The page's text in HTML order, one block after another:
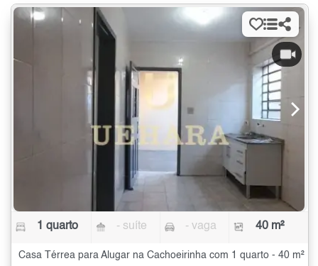
1 quarto - suíte - vaga 40 m²
Casa Térrea para Alugar na Cachoeirinha com 1 quarto - 40 m²